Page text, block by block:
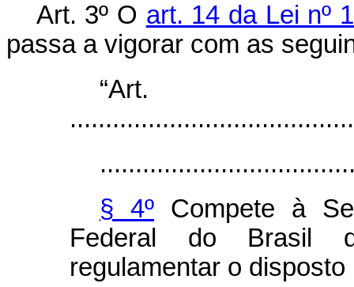
Art. 3º O art. 14 da Lei nº
passa a vigorar com as
§ 4ºCompete à
Federal do Brasil
regulamentar o